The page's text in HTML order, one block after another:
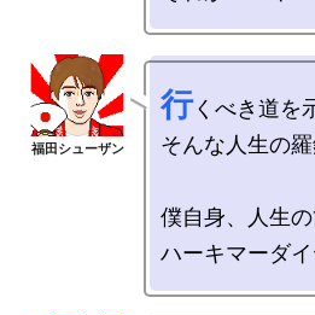
行くべき道を
そんな人生の
僕自身、人生